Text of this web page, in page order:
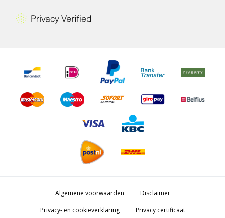
Algemene voorwaarden
Disclaimer
Privacy- en cookieverklaring
Privacy certificaat